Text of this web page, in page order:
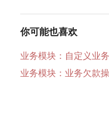
你可能也喜欢
业务模块：自定义业务
业务模块：业务欠款